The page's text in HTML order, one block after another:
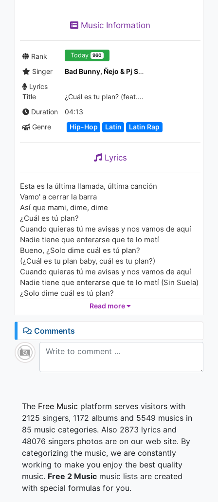
Music Information
Rank Today 960
Singer
Bad Bunny, Ñejo & Pj Sin Suela
Lyrics
Title
¿Cuál es tu plan? (feat. DJ Nelson)
Duration
04:13
Genre
Hip-Hop Latin Latin Rap
Lyrics
Esta es la última llamada, última canción
Vamo' a cerrar la barra
Así que mami, dime, dime
¿Cuál es tú plan?
Cuando quieras tú me avisas y nos vamos de aquí
Nadie tiene que enterarse que te lo metí
Bueno, ¿Solo dime cuál es tú plan?
(¿Cuál es tu plan baby, cuál es tu plan?)
Cuando quieras tú me avisas y nos vamos de aquí
Nadie tiene que enterarse que te lo metí (Sin Suela)
¿Solo dime cuál es tú plan?
¿Cuál es tú plan? Dime qué vamos hacer
Para de darle vueltas como un carrusel
Que si te quieres ir, pues yo arranco como NASCAR
Y hacemos posiciones que no han hecho en
Madagascar
La compe' va a mascar pero están mordíos
Read more
Comments
The Free Music platform serves visitors with
2125 singers, 1172 albums and 5549 musics in
85 music categories. Also 2873 lyrics and
48076 singers photos are on our web site. By
categorizing the music, we are constantly
working to make you enjoy the best quality
music. Free 2 Music music lists are created
with special formulas for you.